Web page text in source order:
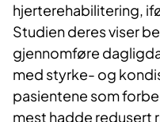
hjerterehabilitering,
Studien deres viser
gjennomføre
med styrke- og
pasientene som
mest hadde redusert